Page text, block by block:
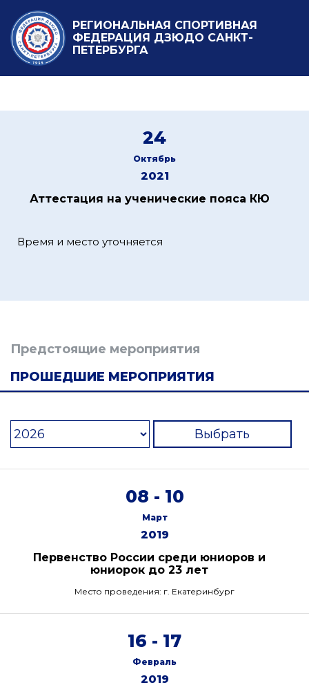
РЕГИОНАЛЬНАЯ СПОРТИВНАЯ
ФЕДЕРАЦИЯ ДЗЮДО САНКТ-
ПЕТЕРБУРГА
24
Октябрь
2021
Аттестация на ученические пояса КЮ
Время и место уточняется
Предстоящие мероприятия
ПРОШЕДШИЕ МЕРОПРИЯТИЯ
Выбрать
08 - 10
Март
2019
Первенство России среди юниоров и
юниорок до 23 лет
Место проведения: г. Екатеринбург
16 - 17
Февраль
2019